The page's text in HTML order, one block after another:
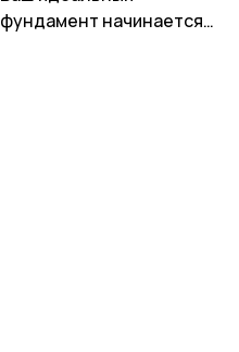
фундамент начинается